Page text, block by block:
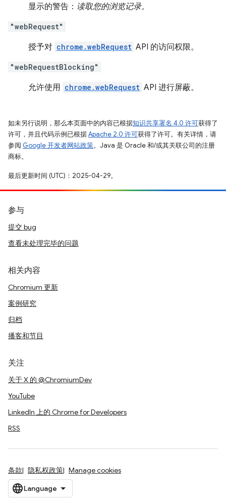
显示的警告： 读取您的浏览记录。
"webRequest"
授予对 chrome.webRequest API 的访问权限。
"webRequestBlocking"
允许使用 chrome.webRequest API 进行屏蔽。
如未另行说明，那么本页面中的内容已根据知识共享署名 4.0 许可获得了
许可，并且代码示例已根据Apache 2.0 许可获得了许可。有关详情，请
参阅 Google 开发者网站政策。Java 是 Oracle 和/或其关联公司的注册
商标。
最后更新时间 (UTC)：2025-04-29。
参与
提交 bug
查看未处理完毕的问题
相关内容
Chromium 更新
案例研究
归档
播客和节目
关注
关于 X 的 @ChromiumDev
YouTube
LinkedIn 上的 Chrome for Developers
RSS
条款 隐私权政策 Manage cookies